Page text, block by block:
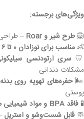
ویژگی‌های برجسته:
🦁طرح شیر و Roar
–
👶 مناسب برای نوزادان ۰ تا ۶ ماه
🦷 سری ارتودنسی
مشکلات دندانی
🌬️حفره‌های تهویه روی
پوستی
🧪 فاقد BPA و مواد شیمیایی مضر
🧼 قابل شست‌وشو و استریل